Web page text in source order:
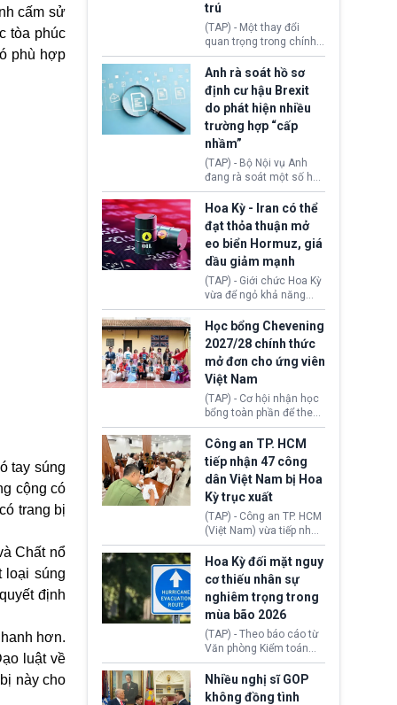
cấm sử
tòa phúc
phù hợp
tay súng
cộng có
trang bị
Chất nổ
loại súng
định
hơn.
luật về
này cho
trú
(TAP) - Một thay đổi
quan trọng trong chính
sách nhập cư của New
Zealand đang mở ra
thêm cơ hội cho nhiều
người muốn định cư. Từ
nay, người mắc viêm
gan B hoặc viêm gan C
sẽ không còn bị mặc
định không đáp ứng tiêu
chuẩn sức khỏe chỉ vì
chi phí điều trị khi nộp hồ
Anh rà soát hồ sơ
định cư hậu Brexit
do phát hiện nhiều
trường hợp “cấp
nhầm”
(TAP) - Bộ Nội vụ Anh
đang rà soát một số hồ
sơ thuộc Chương trình
Định cư EU (EU
Settlement Scheme -
EUSS) sau khi xác định
có trường hợp được cấp
quy chế cư trú hậu
Brexit “do nhầm lẫn”.
Động thái này làm dấy
lên lo ngại về việc thực
thi Thỏa thuận Rút khỏi
Liên minh châu Âu
(Withdrawal
Agreement).
Hoa Kỳ - Iran có thể
đạt thỏa thuận mở
eo biển Hormuz, giá
dầu giảm mạnh
(TAP) - Giới chức Hoa Kỳ
vừa để ngỏ khả năng
sớm đạt thỏa thuận với
Iran nhằm mở lại eo biển
Hormuz, mở đường cho
việc khôi phục hoạt
động hàng hải. Những
tín hiệu ngoại giao tích
cực này lập tức tác động
đến thị trường năng
lượng, kéo giá dầu thế
giới lùi sâu xuống dưới
mức 80 USD/thùng.
Học bổng Chevening
2027/28 chính thức
mở đơn cho ứng viên
Việt Nam
(TAP) - Cơ hội nhận học
bổng toàn phần để theo
học chương trình thạc sĩ
tại Vương quốc Anh đã
chính thức quay trở lại.
Học bổng Chevening
2027/28 của Chính phủ
Anh vừa mở cổng ứng
tuyển dành riêng ứng
viên Việt Nam, hỗ trợ
toàn bộ chi phí học tập
cùng nhiều quyền lợi
trong suốt một năm
học.
Công an TP. HCM
tiếp nhận 47 công
dân Việt Nam bị Hoa
Kỳ trục xuất
(TAP) - Công an TP. HCM
(Việt Nam) vừa tiếp nhận
47 công dân Việt Nam bị
Hoa Kỳ trục xuất về
nước. Đây là đợt có số
lượng lớn nhất từ đầu
năm 2026 đến nay, phản
ánh xu hướng gia tăng
các trường hợp trục
xuất.
Hoa Kỳ đối mặt nguy
cơ thiếu nhân sự
nghiêm trọng trong
mùa bão 2026
(TAP) - Theo báo cáo từ
Văn phòng Kiểm toán
Chính phủ (GAO), Cơ
quan Quản lý Khẩn cấp
Liên bang (FEMA) thuộc
Nhiều nghị sĩ GOP
không đồng tình